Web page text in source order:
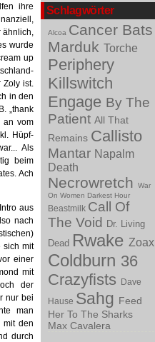
Schlagwörter
Alcoa Cancer Bats
Marduk Torche
Periphery
Killswitch
Engage By The
Patient All That
Remains Callisto
Mantar Napalm
Death
Necrowretch
War
On Women Darkest Hour
Beastmilk Call Of
The Void
Dr. Living
Dead Rwake Zoax
Coldburn 36
Crazyfists
Dave
Hause Sahg Feed
Her To The Sharks
Max Cavalera
ihre
wurde
up
Zoly ist.
in den
„thank
an vom
Hüpf-
Als
beim
Ach
aus
nach
sich mit
einer
mit
der
nur bei
man
mit den
durch